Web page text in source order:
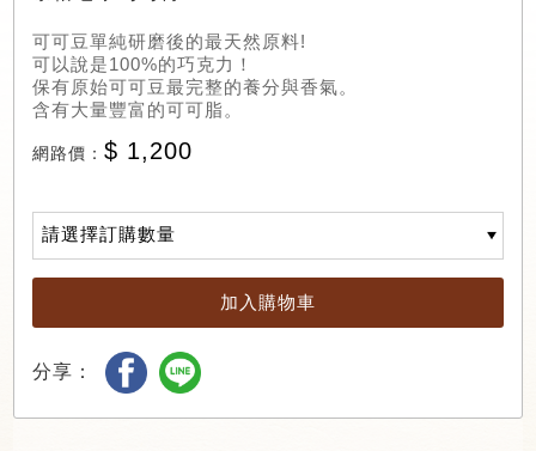
可可豆單純研磨後的最天然原料!
可以說是100%的巧克力！
保有原始可可豆最完整的養分與香氣。
含有大量豐富的可可脂。
網路價：$ 1,200
分享：
記住帳號